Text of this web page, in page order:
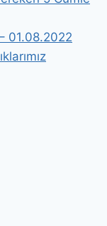
01.08.2022